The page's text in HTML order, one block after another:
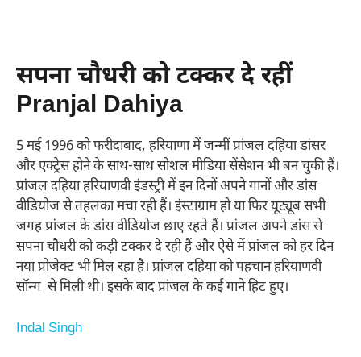
सपना चौधरी को टक्कर दे रहीं
Pranjal Dahiya
5 मई 1996 को फरीदाबाद, हरियाणा में जन्मीं प्रांजल दहिया डांसर
और एक्ट्रेस होने के साथ-साथ सोशल मीडिया सेंसेशन भी बन चुकी हैं।
प्रांजल दहिया हरियाणवी इंडस्ट्री में इन दिनों अपने गानों और डांस
वीडियोज से तहलका मचा रही हैं। इंस्टाग्राम हो या फिर यूट्यूब सभी
जगह प्रांजल के डांस वीडियोज छाए रहते हैं। प्रांजल अपने डांस से
सपना चौधरी को कड़ी टक्कर दे रही हैं और ऐसे में प्रांजल को हर दिन
नया प्रोजेक्ट भी मिल रहा है। प्रांजल दहिया को पहचान हरियाणवी
सॉन्ग से मिली थी। इसके बाद प्रांजल के कई गाने हिट हुए।
Indal Singh